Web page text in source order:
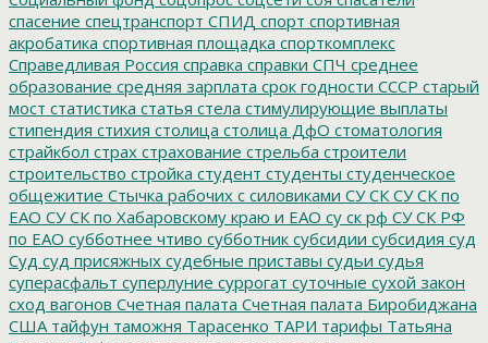
спасение спецтранспорт СПИД спорт спортивная
акробатика спортивная площадка спорткомплекс
Справедливая Россия справка справки СПЧ среднее
образование средняя зарплата срок годности СССР старый
мост статистика статья стела стимулирующие выплаты
стипендия стихия столица столица ДфО стоматология
страйкбол страх страхование стрельба строители
строительство стройка студент студенты студенческое
общежитие Стычка рабочих с силовиками СУ СК СУ СК по
ЕАО СУ СК по Хабаровскому краю и ЕАО су ск рф СУ СК РФ
по ЕАО субботнее чтиво субботник субсидии субсидия суд
Суд суд присяжных судебные приставы судьи судья
суперасфальт суперлуние суррогат суточные сухой закон
сход вагонов Счетная палата Счетная палата Биробиджана
США тайфун таможня Тарасенко ТАРИ тарифы Татьяна